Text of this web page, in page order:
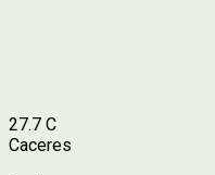
27.7 C
Caceres